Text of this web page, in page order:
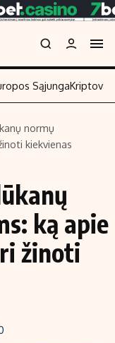
Sąjunga
normų
kiekvienas
ką apie
žinoti